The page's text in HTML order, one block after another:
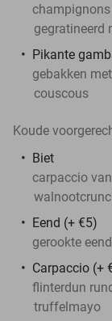
gegratineerd
Pikante
gebakken
couscous
Koude
Biet
carpaccio
Eend (+ €5)
gerookte
Carpaccio (+
flinterdun
truffelmayo